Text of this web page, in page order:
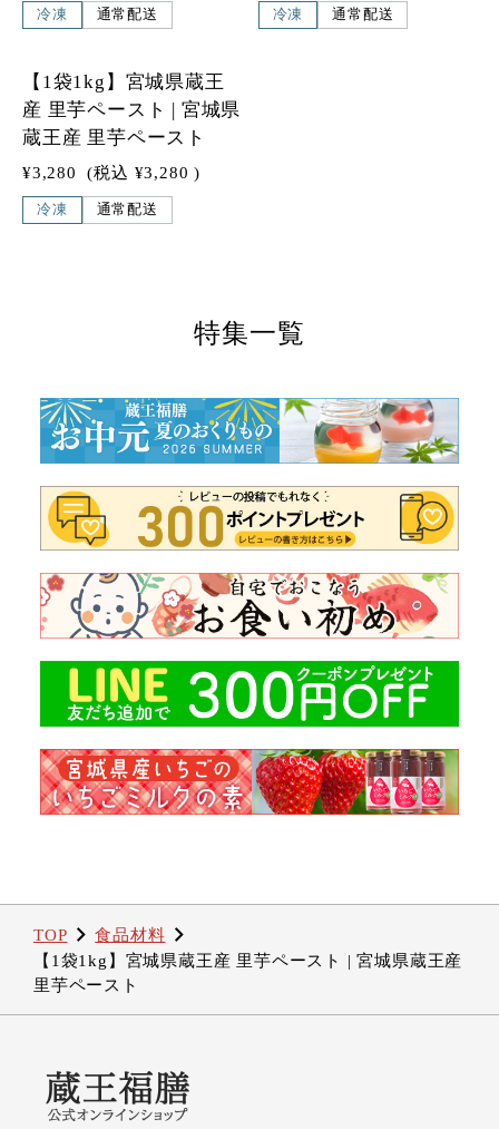
冷凍 通常配送 冷凍 通常配送
【1袋1kg】宮城県蔵王
産 里芋ペースト | 宮城県
蔵王産 里芋ペースト
¥3,280 (税込 ¥3,280 )
冷凍 通常配送
特集一覧
TOP
食品材料
【1袋1kg】宮城県蔵王産 里芋ペースト | 宮城県蔵王産
里芋ペースト